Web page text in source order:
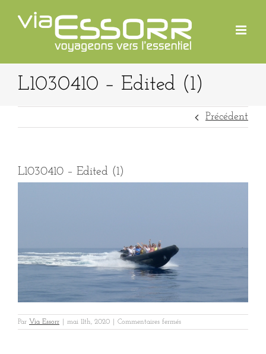
contenu
L1030410 – Edited (1)
Précédent
L1030410 – Edited (1)
Par Via Essorr mai 11th, 2020 Commentaires ferméssur
L1030410